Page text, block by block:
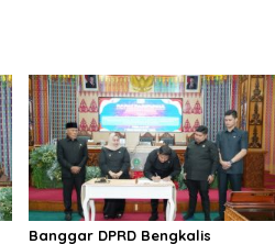
Banggar DPRD Bengkalis